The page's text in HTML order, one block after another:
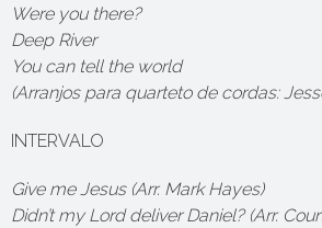
Were you there?
Deep River
You can tell the world
(Arranjos para quarteto de cordas:
INTERVALO
Give me Jesus (Arr. Mark Hayes)
Didn’t my Lord deliver Daniel? (Arr.